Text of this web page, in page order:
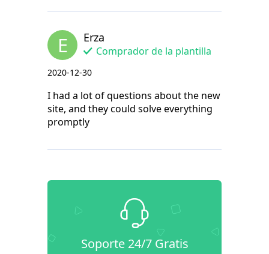
E Erza
Comprador de la plantilla
2020-12-30
I had a lot of questions about the new
site, and they could solve everything
promptly
Soporte 24/7 Gratis